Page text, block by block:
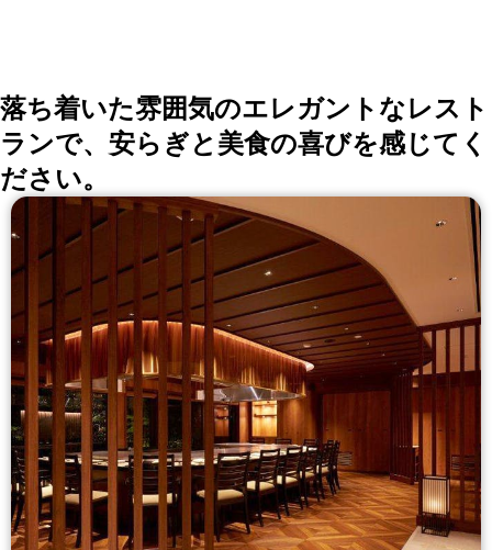
落ち着いた雰囲気のエレガントなレスト
ランで、安らぎと美食の喜びを感じてく
ださい。